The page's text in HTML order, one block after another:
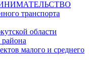
транспорта
области
малого и среднего